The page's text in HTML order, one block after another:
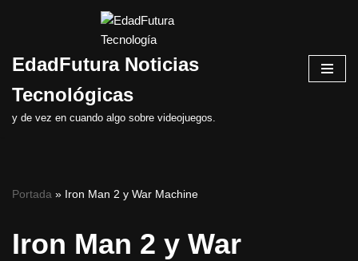
al
EdadFutura Noticias
Tecnológicas
y de vez en cuando algo sobre videojuegos.
Portada » Iron Man 2 y War Machine
Iron Man 2 y War